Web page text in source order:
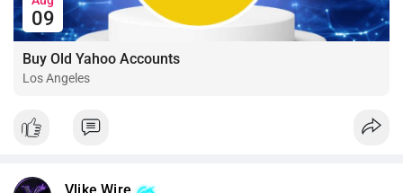
09
Buy Old Yahoo Accounts
Los Angeles